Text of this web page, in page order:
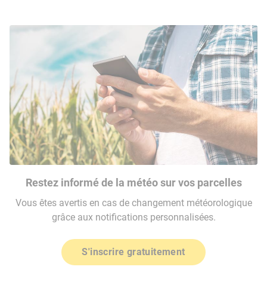
Restez informé de la météo sur vos parcelles
Vous êtes avertis en cas de changement météorologique
grâce aux notifications personnalisées.
S'inscrire gratuitement